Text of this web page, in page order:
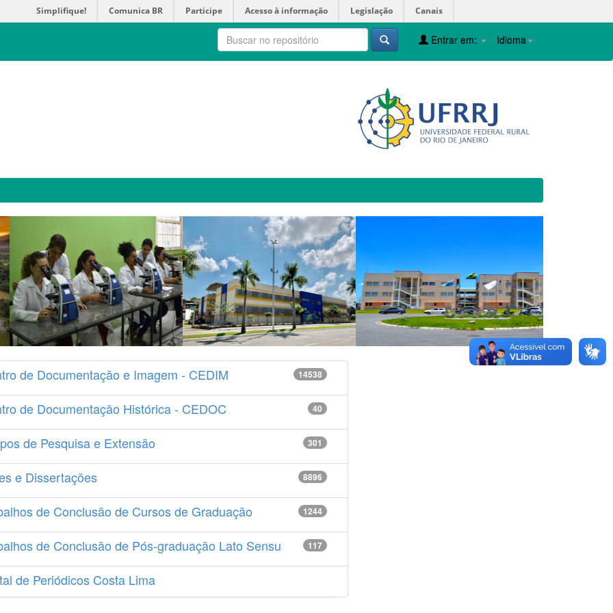
Simplifique! Comunica BR Participe Acesso à informação Legislação Canais
Idioma
Entrar em:
de Documentação e Imagem - CEDIM 14538
de Documentação Histórica - CEDOC 40
de Pesquisa e Extensão 301
e Dissertações 8896
de Conclusão de Cursos de Graduação 1244
de Conclusão de Pós-graduação Lato Sensu 117
de Periódicos Costa Lima